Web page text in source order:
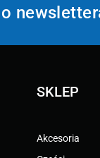
SKLEP
Akcesoria